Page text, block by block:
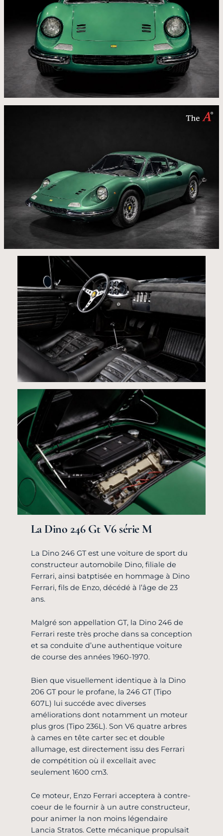
La Dino 246 Gt V6 série M
La Dino 246 GT est une voiture de sport du
constructeur automobile Dino, filiale de
Ferrari, ainsi batptisée en hommage à Dino
Ferrari, fils de Enzo, décédé à l’âge de 23
ans.
Malgré son appellation GT, la Dino 246 de
Ferrari reste très proche dans sa conception
et sa conduite d’une authentique voiture
de course des années 1960-1970.
Bien que visuellement identique à la Dino
206 GT pour le profane, la 246 GT (Tipo
607L) lui succéde avec diverses
améliorations dont notamment un moteur
plus gros (Tipo 236L). Son V6 quatre arbres
à cames en tête carter sec et double
allumage, est directement issu des Ferrari
de compétition où il excellait avec
seulement 1600 cm3.
Ce moteur, Enzo Ferrari acceptera à contre-
coeur de le fournir à un autre constructeur,
pour animer la non moins légendaire
Lancia Stratos. Cette mécanique propulsait